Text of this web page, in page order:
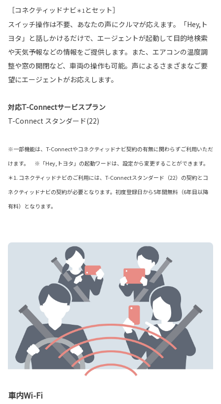
［コネクティッドナビ＊1 とセット］
スイッチ操作は不要、あなたの声にクルマが応えます。「Hey,ト
ヨタ」と話しかけるだけで、エージェントが起動して目的地検索
や天気予報などの情報をご提供します。また、エアコンの温度調
整や窓の開閉など、車両の操作も可能。声によるさまざまなご要
望にエージェントがお応えします。
対応T-Connectサービスプラン
T-Connect スタンダード(22)
※一部機能は、T-Connectやコネクティッドナビ契約の有無に関わらずご利用いただ
けます。 ※「Hey,トヨタ」の起動ワードは、設定から変更することができます。
＊1. コネクティッドナビのご利用には、T-Connectスタンダード（22）の契約とコ
ネクティッドナビの契約が必要となります。初度登録日から5年間無料（6年目以降
有料）となります。
車内Wi-Fi